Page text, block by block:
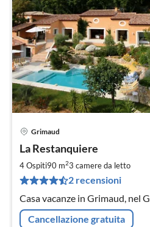
Grimaud
La Restanquiere
4 Ospiti90 m23 camere da letto
2 recensioni
Casa vacanze in Grimaud, nel
Cancellazione gratuita